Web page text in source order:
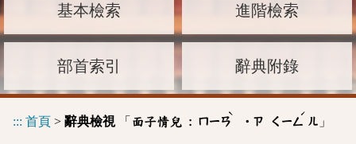
基本檢索 進階檢索
部首索引 辭典附錄
::: 首頁 > 辭典檢視「 面子情兒 : ㄇㄧㄢ
ˋ
˙ㄗ ㄑㄧㄥ
ˊ
ㄦ 」